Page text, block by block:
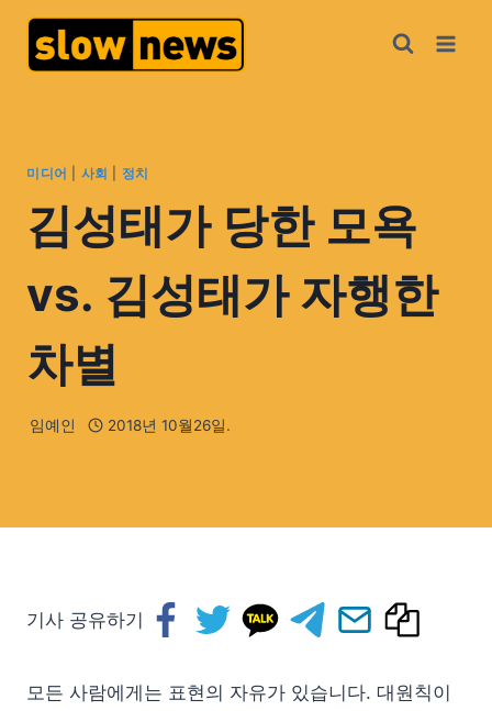
미디어 사회 정치
김성태가 당한 모욕
vs. 김성태가 자행한
차별
임예인 2018년 10월26일.
기사 공유하기
모든 사람에게는 표현의 자유가 있습니다. 대원칙이